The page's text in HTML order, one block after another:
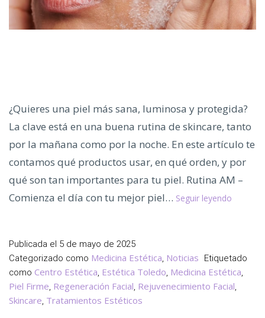
¿Quieres una piel más sana, luminosa y protegida?
La clave está en una buena rutina de skincare, tanto
por la mañana como por la noche. En este artículo te
contamos qué productos usar, en qué orden, y por
qué son tan importantes para tu piel. Rutina AM –
Comienza el día con tu mejor piel… Seguir leyendo
lo
que
Debes
Publicada el 5 de mayo de 2025
Categorizado como Medicina Estética, Noticias Etiquetado
como Centro Estética, Estética Toledo, Medicina Estética,
Piel Firme, Regeneración Facial, Rejuvenecimiento Facial,
Skincare, Tratamientos Estéticos